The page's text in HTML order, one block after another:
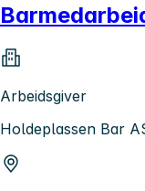
Arbeidsgiver
Holdeplassen Bar